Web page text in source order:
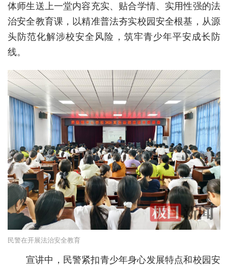
极客圈
经济
城建
科教
健康
悠游
相亲
汽车
房产
消费
创意
文化
体师生送上一堂内容充实、贴合学情、实用性强的法
治安全教育课，以精准普法夯实校园安全根基，从源
头防范化解涉校安全风险，筑牢青少年平安成长防
线。
民警在开展法治安全教育
宣讲中，民警紧扣青少年身心发展特点和校园安